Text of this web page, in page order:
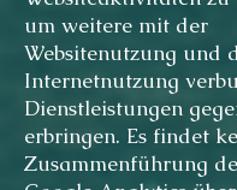
um weitere mit der
Websitenutzung und
Internetnutzung
Dienstleistungen
erbringen. Es findet
Zusammenführung